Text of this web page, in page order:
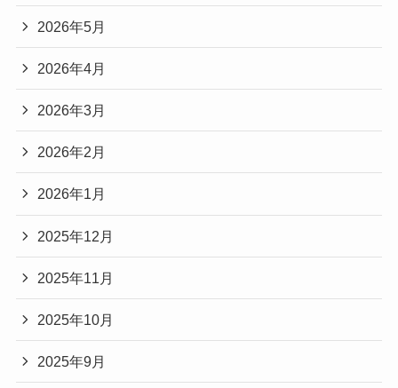
2026年5月
2026年4月
2026年3月
2026年2月
2026年1月
2025年12月
2025年11月
2025年10月
2025年9月